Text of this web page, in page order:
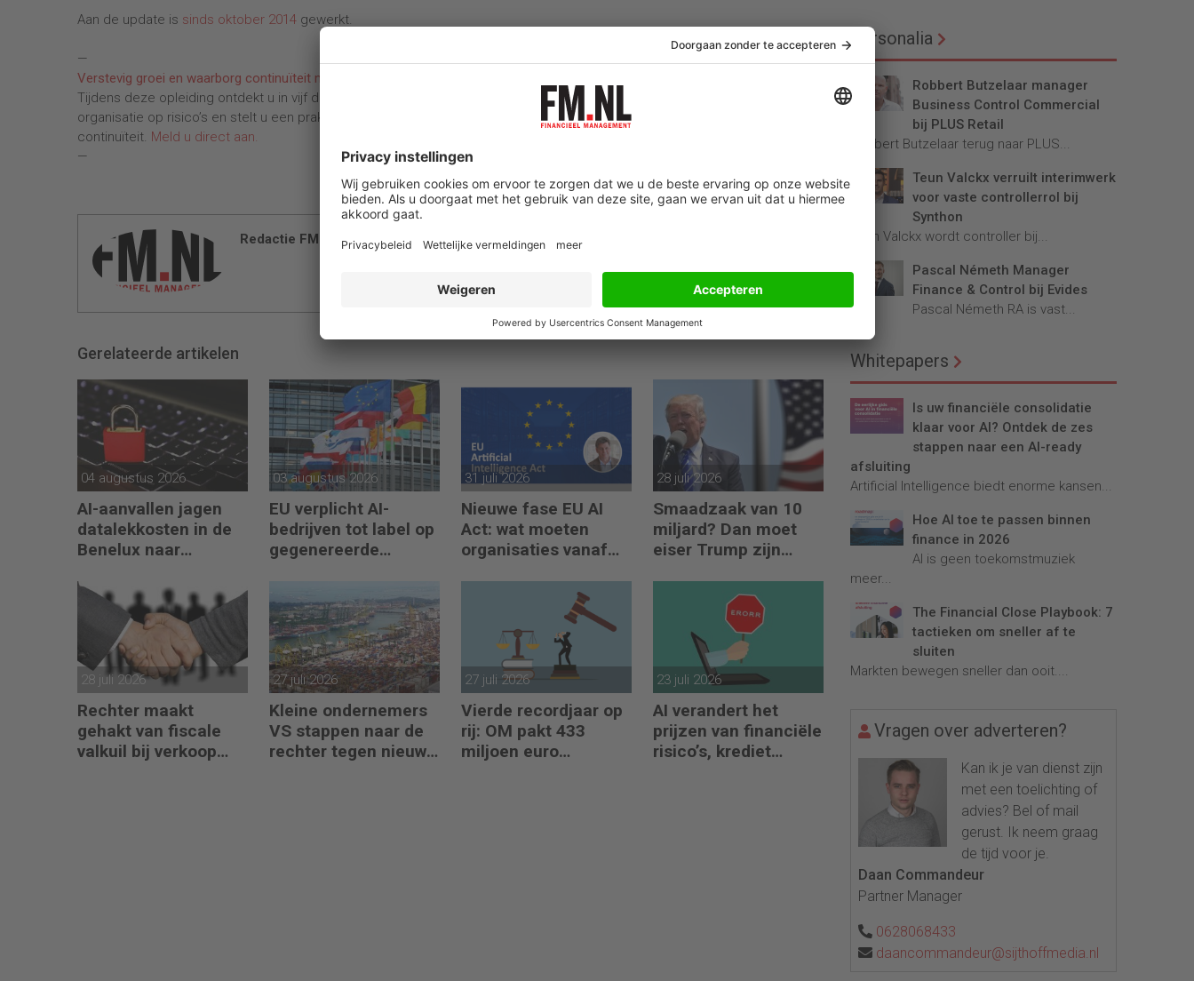
Aan de update is sinds oktober 2014 gewerkt.
—
Verstevig groei en waarborg continuïteit met Risicomanagement
Tijdens deze opleiding ontdekt u in vijf dagen alle facetten van integraal risicomanagement. Na afloop scant u uw
organisatie op risico’s en stelt u een praktisch en toepasbaar beheersplan op. Verstevig groei en waarborg
continuïteit. Meld u direct aan.
—
Redactie FM
Gerelateerde artikelen
04 augustus 2026
AI-aanvallen jagen
datalekkosten in de
Benelux naar
03 augustus 2026
EU verplicht AI-
bedrijven tot label op
gegenereerde
31 juli 2026
Nieuwe fase EU AI
Act: wat moeten
organisaties vanaf
28 juli 2026
Smaadzaak van 10
miljard? Dan moet
eiser Trump zijn
28 juli 2026
Rechter maakt
gehakt van fiscale
valkuil bij verkoop
27 juli 2026
Kleine ondernemers
VS stappen naar de
rechter tegen nieuwe
27 juli 2026
Vierde recordjaar op
rij: OM pakt 433
miljoen euro
23 juli 2026
AI verandert het
prijzen van financiële
risico’s, krediet
Personalia
Robbert Butzelaar manager
Business Control Commercial
bij PLUS Retail
Robbert Butzelaar terug naar PLUS...
Teun Valckx verruilt interimwerk
voor vaste controllerrol bij
Synthon
Teun Valckx wordt controller bij...
Pascal Németh Manager
Finance & Control bij Evides
Pascal Németh RA is vast...
Whitepapers
Is uw financiële consolidatie
klaar voor AI? Ontdek de zes
stappen naar een AI-ready
afsluiting
Artificial Intelligence biedt enorme kansen...
Hoe AI toe te passen binnen
finance in 2026
AI is geen toekomstmuziek
meer...
The Financial Close Playbook: 7
tactieken om sneller af te
sluiten
Markten bewegen sneller dan ooit....
Vragen over adverteren?
Kan ik je van dienst zijn
met een toelichting of
advies? Bel of mail
gerust. Ik neem graag
de tijd voor je.
Daan Commandeur
Partner Manager
0628068433
daancommandeur@sijthoffmedia.nl